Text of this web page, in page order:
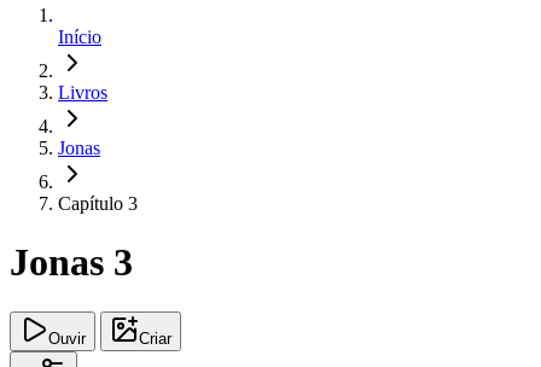
Início
Livros
Jonas
Capítulo 3
Jonas 3
Ouvir Criar